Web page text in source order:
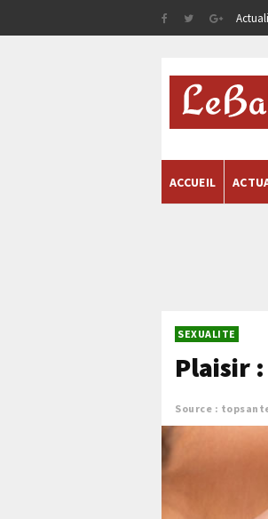
ACCUEIL
SEXUALITE
Plaisir
Source :